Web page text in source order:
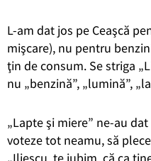
L-am dat jos pe Ceaşcă
mişcare), nu pentru
ţin de consum. Se striga
nu „benzină”, „lumină”,
„Lapte şi miere” ne-au
voteze tot neamu, să
„Iliescu, te iubim, că ca